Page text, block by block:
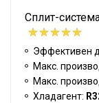
Сплит-
Эффективен
Макс.
Макс.
Хладагент: